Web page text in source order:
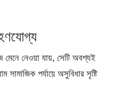
নেওয়া যায়, সেটি অবশ্যই
পর্যায়ে অসুবিধার সৃষ্টি